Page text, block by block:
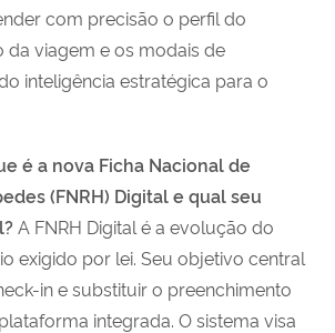
com precisão o perfil do
da viagem e os modais de
inteligência estratégica para o
é a nova Ficha Nacional de
(FNRH) Digital e qual seu
A FNRH Digital é a evolução do
exigido por lei. Seu objetivo central
in e substituir o preenchimento
integrada. O sistema visa